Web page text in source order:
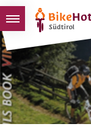
HOTELS
TOUREN